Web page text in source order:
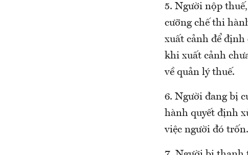
5. Người nộp
cưỡng chế thi
xuất cảnh để
khi xuất cảnh
về quản lý thuế.
6. Người đang bị
hành quyết định
việc người đó trốn.